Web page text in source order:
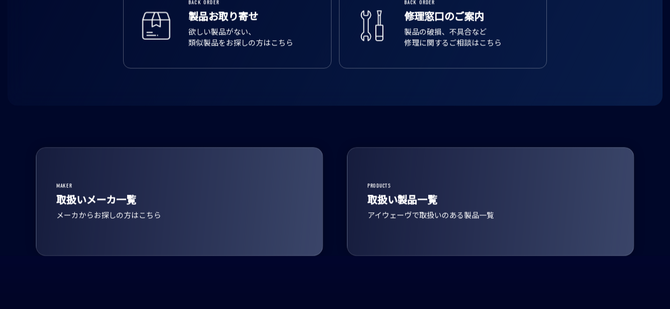
BACK ORDER
製品お取り寄せ
欲しい製品がない、
類似製品をお探しの方はこちら
BACK ORDER
修理窓口のご案内
製品の破損、不具合など
修理に関するご相談はこちら
MAKER
取扱いメーカ一覧
メーカからお探しの方はこちら
PRODUCTS
取扱い製品一覧
アイウェーヴで取扱いのある製品一覧